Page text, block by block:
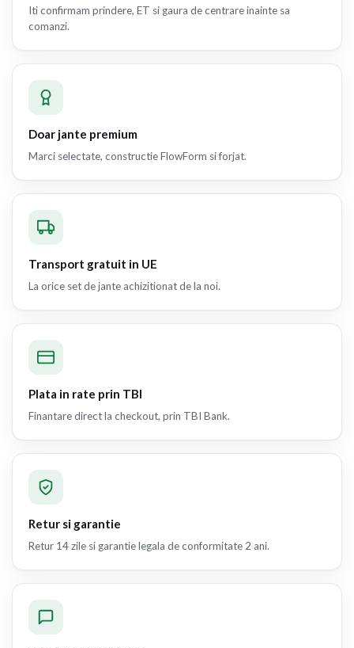
Iti confirmam prindere, ET si gaura de centrare inainte sa
comanzi.
Doar jante premium
Marci selectate, constructie FlowForm si forjat.
Transport gratuit in UE
La orice set de jante achizitionat de la noi.
Plata in rate prin TBI
Finantare direct la checkout, prin TBI Bank.
Retur si garantie
Retur 14 zile si garantie legala de conformitate 2 ani.